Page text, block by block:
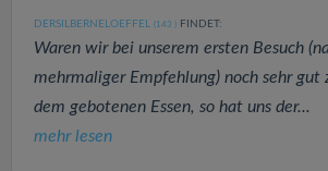
DERSILBERNELOEFFEL (143 ) FINDET:
Waren wir bei unserem ersten Besuch
mehrmaliger Empfehlung) noch sehr
dem gebotenen Essen, so hat uns der...
mehr lesen